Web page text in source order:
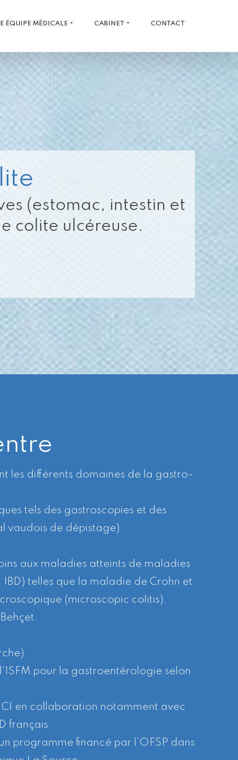
ÉQUIPE MÉDICALE CABINET CONTACT
(estomac, intestin et
colite ulcéreuse.
les différents domaines de la gastro-
tels des gastroscopies et des
vaudois de dépistage).
aux maladies atteints de maladies
telles que la maladie de Crohn et
(microscopic colitis),
pour la gastroentérologie selon
en collaboration notamment avec
français.
programme financé par l'OFSP dans